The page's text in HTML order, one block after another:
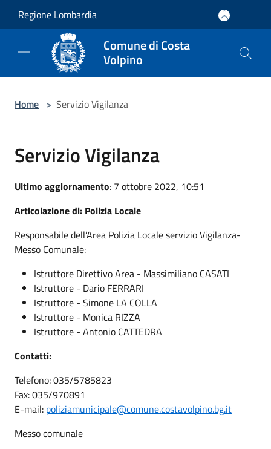
Regione Lombardia
Comune di Costa
Volpino
Home > Servizio Vigilanza
Servizio Vigilanza
Ultimo aggiornamento: 7 ottobre 2022, 10:51
Articolazione di: Polizia Locale
Responsabile dell’Area Polizia Locale servizio Vigilanza-
Messo Comunale:
Istruttore Direttivo Area - Massimiliano CASATI
Istruttore - Dario FERRARI
Istruttore - Simone LA COLLA
Istruttore - Monica RIZZA
Istruttore - Antonio CATTEDRA
Contatti:
Telefono: 035/5785823
Fax: 035/970891
E-mail: poliziamunicipale@comune.costavolpino.bg.it
Messo comunale